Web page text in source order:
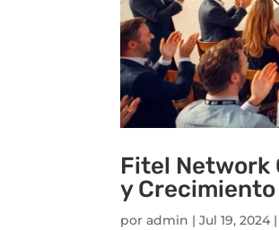
Fitel Network
y
poradmin |Jul 19, 2024 |